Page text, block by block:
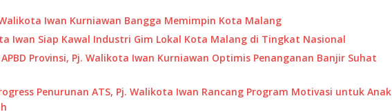
Iwan Kurniawan Bangga Memimpin Kota Malang
Iwan Siap Kawal Industri Gim Lokal Kota Malang di Tingkat Nasional
Provinsi, Pj. Walikota Iwan Kurniawan Optimis Penanganan Banjir Suhat
Penurunan ATS, Pj. Walikota Iwan Rancang Program Motivasi untuk Anak